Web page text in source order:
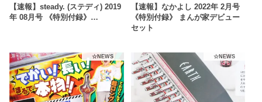
【速報】steady. (ステディ) 2019
年 08月号 《特別付録》…
【速報】なかよし 2022年 2月号
《特別付録》 まんが家デビュー
セット
☆NEWS ☆NEWS